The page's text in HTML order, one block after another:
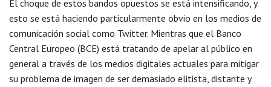
El choque de estos bandos opuestos se está intensificando, y
esto se está haciendo particularmente obvio en los medios de
comunicación social como Twitter. Mientras que el Banco
Central Europeo (BCE) está tratando de apelar al público en
general a través de los medios digitales actuales para mitigar
su problema de imagen de ser demasiado elitista, distante y